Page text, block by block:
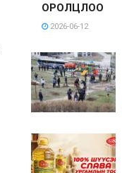
ОРОЛЦЛОО
2026-06-12